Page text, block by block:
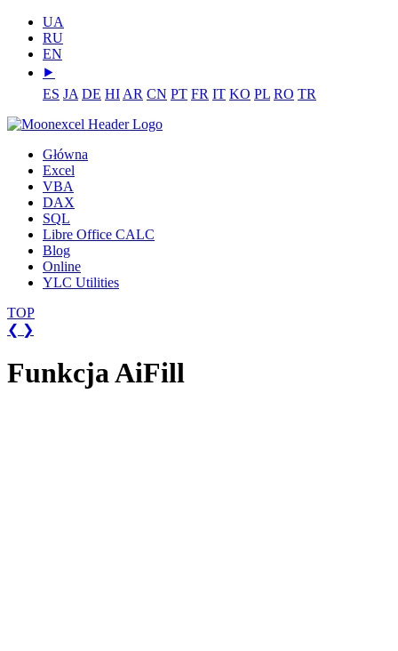
UA
RU
EN
⯈
ES JA DE HI AR CN PT FR IT KO PL RO TR
Główna
Excel
VBA
DAX
SQL
Libre Office CALC
Blog
Online
YLC Utilities
TOP
❮ ❯
Funkcja AiFill